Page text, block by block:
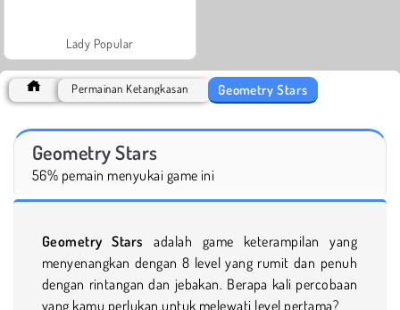
Lady Popular
Permainan Ketangkasan Geometry Stars
Geometry Stars
56% pemain menyukai game ini
Geometry Stars adalah game keterampilan yang
menyenangkan dengan 8 level yang rumit dan penuh
dengan rintangan dan jebakan. Berapa kali percobaan
yang kamu perlukan untuk melewati level pertama?